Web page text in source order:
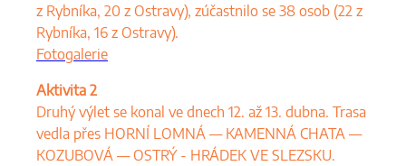
z Rybníka, 20 z Ostravy), zúčastnilo se 38 osob (22 z
Rybníka, 16 z Ostravy).
Fotogalerie
Aktivita 2
Druhý výlet se konal ve dnech 12. až 13. dubna. Trasa
vedla přes HORNÍ LOMNÁ — KAMENNÁ CHATA —
KOZUBOVÁ — OSTRÝ - HRÁDEK VE SLEZSKU.